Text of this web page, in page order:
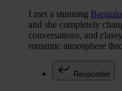
I met a stunning
and she completely
conversations, and
romantic atmosphere
Responder